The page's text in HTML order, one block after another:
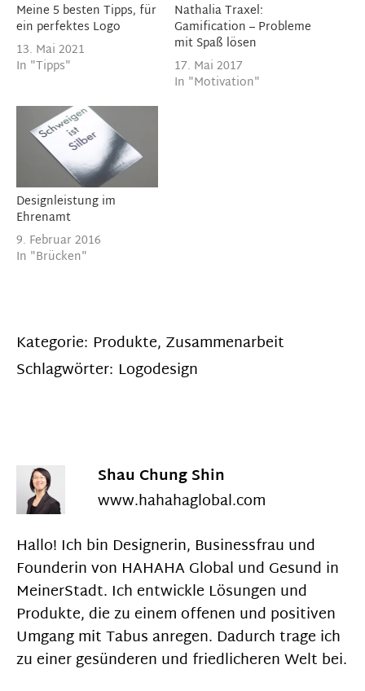
Meine 5 besten Tipps, für
ein perfektes Logo
13. Mai 2021
In "Tipps"
Nathalia Traxel:
Gamification – Probleme
mit Spaß lösen
17. Mai 2017
In "Motivation"
Designleistung im
Ehrenamt
9. Februar 2016
In "Brücken"
Kategorie: Produkte, Zusammenarbeit
Schlagwörter: Logodesign
Shau Chung Shin
www.hahahaglobal.com
Hallo! Ich bin Designerin, Businessfrau und
Founderin von HAHAHA Global und Gesund in
MeinerStadt. Ich entwickle Lösungen und
Produkte, die zu einem offenen und positiven
Umgang mit Tabus anregen. Dadurch trage ich
zu einer gesünderen und friedlicheren Welt bei.